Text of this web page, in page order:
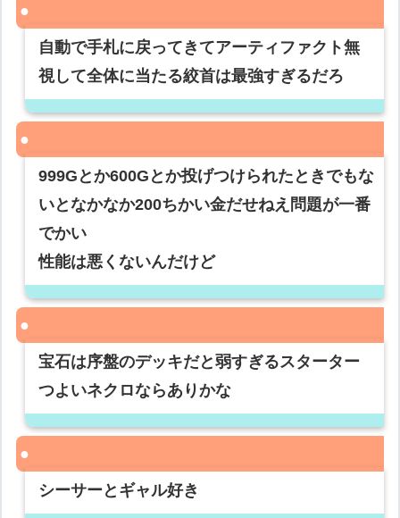
自動で手札に戻ってきてアーティファクト無
視して全体に当たる絞首は最強すぎるだろ
999Gとか600Gとか投げつけられたときでもな
いとなかなか200ちかい金だせねえ問題が一番
でかい
性能は悪くないんだけど
宝石は序盤のデッキだと弱すぎるスターター
つよいネクロならありかな
シーサーとギャル好き